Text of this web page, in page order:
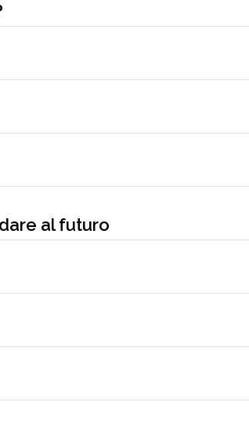
al futuro